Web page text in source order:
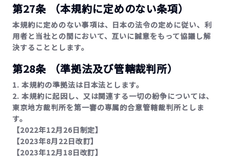
第27条 （本規約に定めのない条項）
本規約に定めのない事項は、日本の法令の定めに従い、利
用者と当社との間において、互いに誠意をもって協議し解
決することとします。
第28条 （準拠法及び管轄裁判所）
1. 本規約の準拠法は日本法とします。
2. 本規約に起因し、又は関連する一切の紛争については、
東京地方裁判所を第一審の専属的合意管轄裁判所としま
す。
【2022年12月26日制定】
【2023年8月22日改訂】
【2023年12月18日改訂】